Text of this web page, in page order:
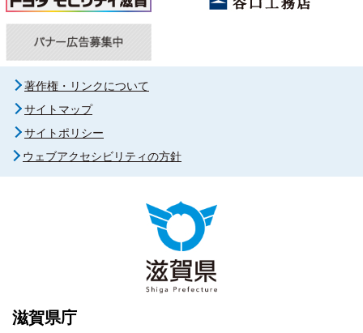
著作権・リンクについて
サイトマップ
サイトポリシー
ウェブアクセシビリティの方針
滋賀県庁